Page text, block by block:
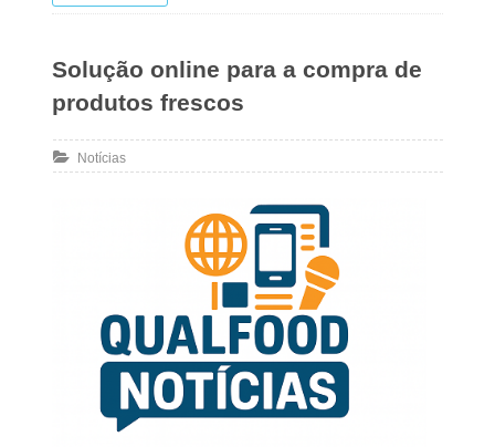
Solução online para a compra de
produtos frescos
Notícias